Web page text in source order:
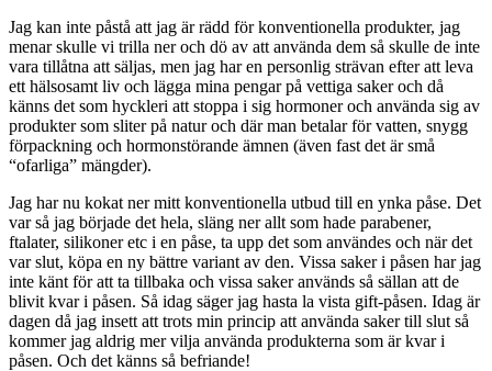
Jag kan inte påstå att jag är rädd för konventionella produkter, jag
menar skulle vi trilla ner och dö av att använda dem så skulle de inte
vara tillåtna att säljas, men jag har en personlig strävan efter att leva
ett hälsosamt liv och lägga mina pengar på vettiga saker och då
känns det som hyckleri att stoppa i sig hormoner och använda sig av
produkter som sliter på natur och där man betalar för vatten, snygg
förpackning och hormonstörande ämnen (även fast det är små
“ofarliga” mängder).
Jag har nu kokat ner mitt konventionella utbud till en ynka påse. Det
var så jag började det hela, släng ner allt som hade parabener,
ftalater, silikoner etc i en påse, ta upp det som användes och när det
var slut, köpa en ny bättre variant av den. Vissa saker i påsen har jag
inte känt för att ta tillbaka och vissa saker används så sällan att de
blivit kvar i påsen. Så idag säger jag hasta la vista gift-påsen. Idag är
dagen då jag insett att trots min princip att använda saker till slut så
kommer jag aldrig mer vilja använda produkterna som är kvar i
påsen. Och det känns så befriande!